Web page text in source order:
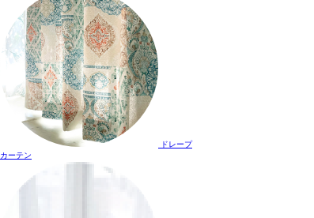
ドレープ
カーテン